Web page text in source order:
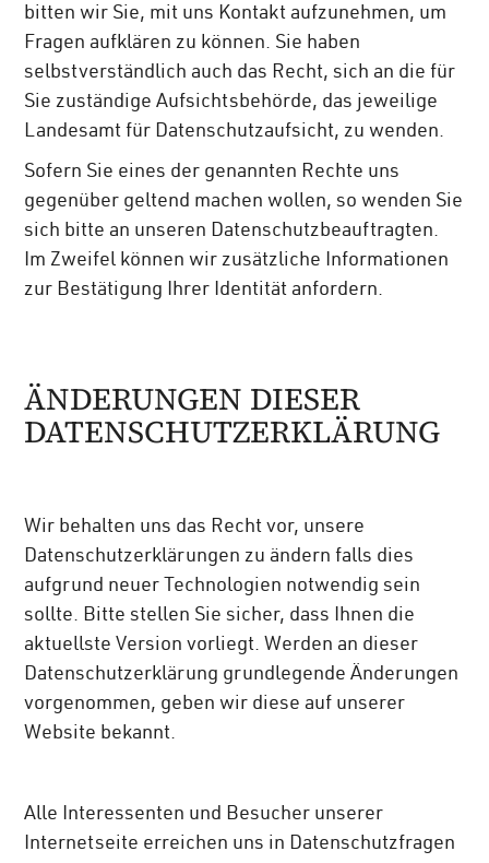
bitten wir Sie, mit uns Kontakt aufzunehmen, um
Fragen aufklären zu können. Sie haben
selbstverständlich auch das Recht, sich an die für
Sie zuständige Aufsichtsbehörde, das jeweilige
Landesamt für Datenschutzaufsicht, zu wenden.
Sofern Sie eines der genannten Rechte uns
gegenüber geltend machen wollen, so wenden Sie
sich bitte an unseren Datenschutzbeauftragten.
Im Zweifel können wir zusätzliche Informationen
zur Bestätigung Ihrer Identität anfordern.
ÄNDERUNGEN DIESER
DATENSCHUTZERKLÄRUNG
Wir behalten uns das Recht vor, unsere
Datenschutzerklärungen zu ändern falls dies
aufgrund neuer Technologien notwendig sein
sollte. Bitte stellen Sie sicher, dass Ihnen die
aktuellste Version vorliegt. Werden an dieser
Datenschutzerklärung grundlegende Änderungen
vorgenommen, geben wir diese auf unserer
Website bekannt.
Alle Interessenten und Besucher unserer
Internetseite erreichen uns in Datenschutzfragen